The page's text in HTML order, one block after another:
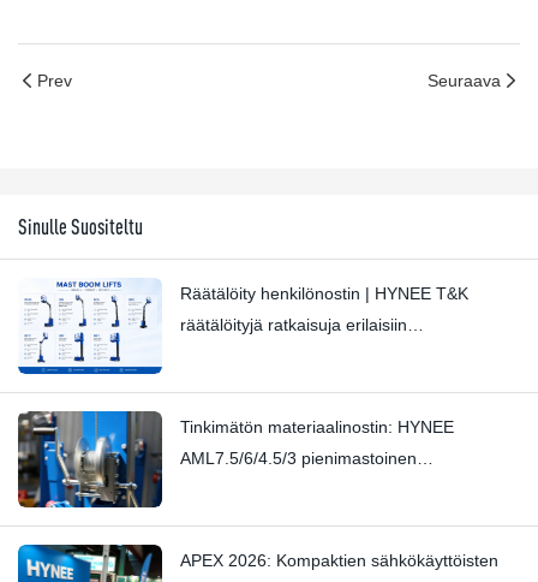
Prev Seuraava
Sinulle Suositeltu
Räätälöity henkilönostin | HYNEE T&K
räätälöityjä ratkaisuja erilaisiin
Tinkimätön materiaalinostin: HYNEE
AML7.5/6/4.5/3 pienimastoinen
pysäyttäminen ammattitaidolla
APEX 2026: Kompaktien sähkökäyttöisten